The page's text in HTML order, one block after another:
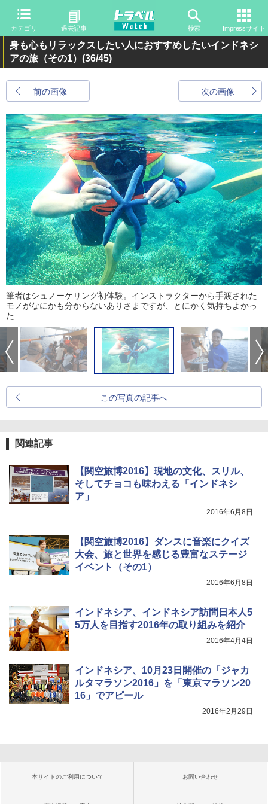
カテゴリ 過去記事 検索 Impressサイト
身も心もリラックスしたい人におすすめしたいインドネシ
アの旅（その1） (36/45)
前の画像 次の画像
筆者はシュノーケリング初体験。インストラクターから手渡された
モノがなにかも分からないありさまですが、とにかく気持ちよかっ
た
この写真の記事へ
関連記事
【関空旅博2016】現地の文化、スリル、
そしてチョコも味わえる「インドネシ
ア」
2016年6月8日
【関空旅博2016】ダンスに音楽にクイズ
大会、旅と世界を感じる豊富なステージ
イベント（その1）
2016年6月8日
インドネシア、インドネシア訪問日本人5
5万人を目指す2016年の取り組みを紹介
2016年4月4日
インドネシア、10月23日開催の「ジャカ
ルタマラソン2016」を「東京マラソン20
16」でアピール
2016年2月29日
本サイトのご利用について お問い合わせ